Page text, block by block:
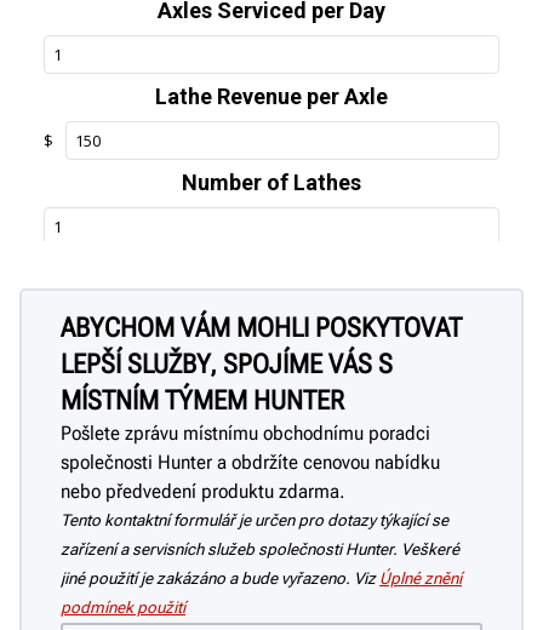
ABYCHOM VÁM MOHLI POSKYTOVAT
LEPŠÍ SLUŽBY, SPOJÍME VÁS S
MÍSTNÍM TÝMEM HUNTER
Pošlete zprávu místnímu obchodnímu poradci
společnosti Hunter a obdržíte cenovou nabídku
nebo předvedení produktu zdarma.
Tento kontaktní formulář je určen pro dotazy týkající se
zařízení a servisních služeb společnosti Hunter. Veškeré
jiné použití je zakázáno a bude vyřazeno. Viz Úplné znění
podmínek použití